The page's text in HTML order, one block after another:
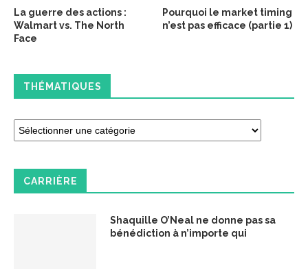
La guerre des actions :
Walmart vs. The North
Face
Pourquoi le market timing
n’est pas efficace (partie 1)
THÉMATIQUES
CARRIÈRE
Shaquille O’Neal ne donne pas sa
bénédiction à n’importe qui